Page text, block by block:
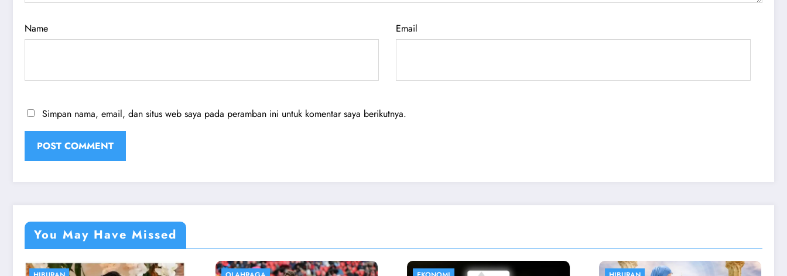
Name Email
Simpan nama, email, dan situs web saya pada peramban ini untuk komentar saya berikutnya.
You May Have Missed